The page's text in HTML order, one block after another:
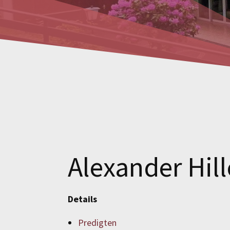
Alexander
Details
Predigten